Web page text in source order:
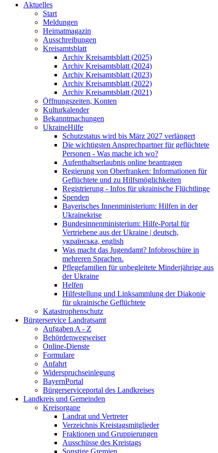
Aktuelles
Start
Meldungen
Heimatmagazin
Ausschreibungen
Kreisamtsblatt
Archiv Kreisamtsblatt (2025)
Archiv Kreisamtsblatt (2024)
Archiv Kreisamtsblatt (2023)
Archiv Kreisamtsblatt (2022)
Archiv Kreisamtsblatt (2021)
Öffnungszeiten, Konten
Kulturkalender
Bekanntmachungen
UkraineHilfe
Schutzstatus wird bis März 2027 verlängert
Die wichtigsten Ansprechpartner für geflüchtete
Personen - Was mache ich wo?
Aufenthaltserlaubnis online beantragen
Regierung von Oberfranken: Informationen für
Geflüchtete und zu Hilfsmöglichkeiten
Registrierung - Infos für ukrainische Flüchtlinge
Spenden
Bayerisches Innenministerium: Hilfen in der
Ukrainekrise
Bundesinnenministerium: Hilfe-Portal für
Vertriebene aus der Ukraine | deutsch,
українська, english
Was macht das Jugendamt? Infobroschüre in
mehreren Sprachen.
Pflegefamilien für unbegleitete Minderjährige aus
der Ukraine
Helfen
Hilfestellung und Linksammlung der Diakonie
für ukrainische Geflüchtete
Katastrophenschutz
Bürgerservice Landratsamt
Aufgaben A - Z
Behördenwegweiser
Online-Dienste
Formulare
Anfahrt
Widerspruchseinlegung
BayernPortal
Bürgerserviceportal des Landkreises
Landkreis und Gemeinden
Kreisorgane
Landrat und Vertreter
Verzeichnis Kreistagsmitglieder
Fraktionen und Gruppierungen
Ausschüsse des Kreistags
Sonstige Gremien